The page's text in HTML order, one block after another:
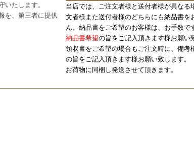
いたします。
を、第三者に提供
当店では、ご注文者様と送付者様が異なる
文者様また送付者様のどちらにも納品書を
ん。納品書をご希望のお客様は、お手数で
納品書希望の旨をご記入頂きます様お願い
領収書をご希望の場合もご注文時に、備考
の旨をご記入頂きます様お願い致します。
お荷物に同梱し発送させて頂きます。